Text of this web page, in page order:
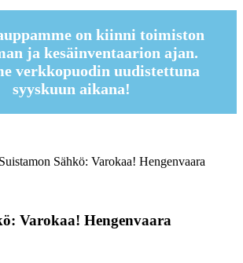
on kiinni toimiston
ja kesäinventaarion ajan.
verkkopuodin uudistettuna
syyskuun aikana!
Sähkö: Varokaa! Hengenvaara
Varokaa! Hengenvaara